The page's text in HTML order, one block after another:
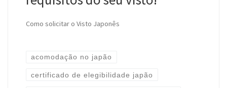
Como solicitar o Visto Japonês
acomodação no japão
certificado de elegibilidade japão